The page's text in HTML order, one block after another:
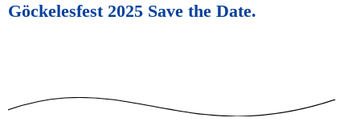
Göckelesfest 2025 Save the Date.